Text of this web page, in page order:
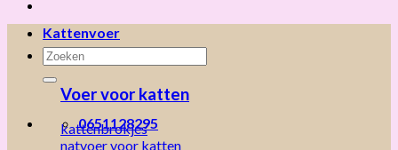
Zoeken
naar:
0651128295
Kattenvoer
Voer voor katten
kattenbrokjes
natvoer voor katten